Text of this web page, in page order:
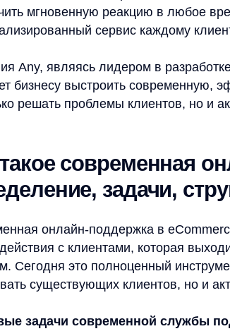
современная
задачи,
онлайн-поддержка в eCommerce —
с клиентами, которая выходит
задачи современной службы
обработка клиентских запросов
информирование о новинках,
и анализ обратной связи для улучшения
аналитических данных для
(решение проблем с сайтом,